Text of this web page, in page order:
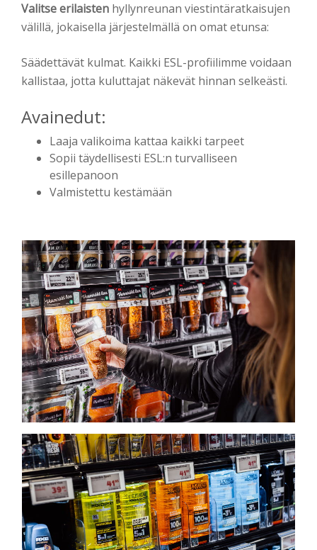
Valitse erilaisten hyllynreunan viestintäratkaisujen
välillä, jokaisella järjestelmällä on omat etunsa:
Säädettävät kulmat. Kaikki ESL-profiilimme voidaan
kallistaa, jotta kuluttajat näkevät hinnan selkeästi.
Avainedut:
Laaja valikoima kattaa kaikki tarpeet
Sopii täydellisesti ESL:n turvalliseen
esillepanoon
Valmistettu kestämään